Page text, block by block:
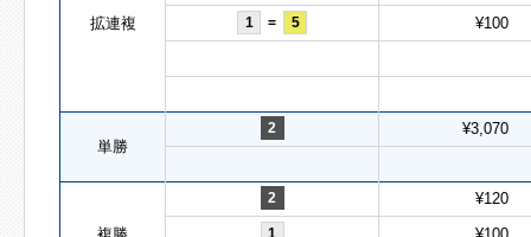
拡連複 1 = 5 ¥100
単勝
2 ¥3,070
2 ¥120
1